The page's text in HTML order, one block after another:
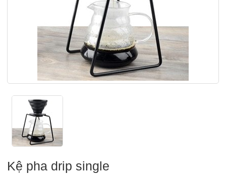
Kệ pha drip single